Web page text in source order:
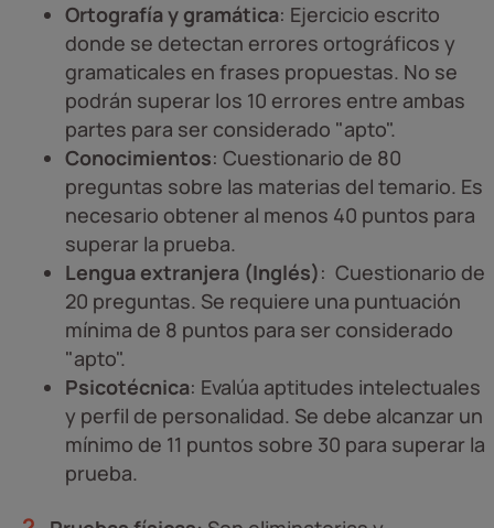
Ortografía y gramática: Ejercicio escrito
donde se detectan errores ortográficos y
gramaticales en frases propuestas. No se
podrán superar los 10 errores entre ambas
partes para ser considerado "apto".
Conocimientos: Cuestionario de 80
preguntas sobre las materias del temario. Es
necesario obtener al menos 40 puntos para
superar la prueba.
Lengua extranjera (Inglés): Cuestionario de
20 preguntas. Se requiere una puntuación
mínima de 8 puntos para ser considerado
"apto".
Psicotécnica: Evalúa aptitudes intelectuales
y perfil de personalidad. Se debe alcanzar un
mínimo de 11 puntos sobre 30 para superar la
prueba.